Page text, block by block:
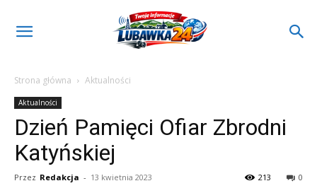
Strona główna Aktualności
Aktualności
Dzień Pamięci Ofiar Zbrodni
Katyńskiej
Przez Redakcja - 13 kwietnia 2023 0
213